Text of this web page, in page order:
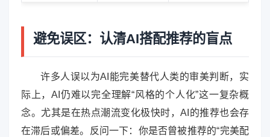
避免误区：认清AI搭配推荐的盲点
许多人误以为AI能完美替代人类的审美判断，实
际上，AI仍难以完全理解“风格的个人化”这一复杂概
念。尤其是在热点潮流变化极快时，AI的推荐也会存
在滞后或偏差。反问一下：你是否曾被推荐的“完美配